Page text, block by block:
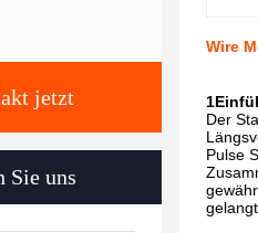
jetzt
Sie uns
Wire
Der
Pulse